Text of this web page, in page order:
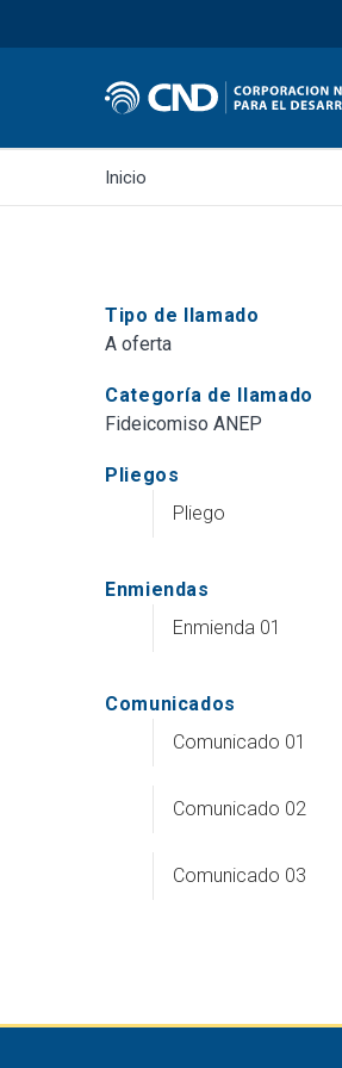
Inicio
Tipo de llamado
A oferta
Categoría de llamado
Fideicomiso ANEP
Pliegos
Pliego
Enmiendas
Enmienda 01
Comunicados
Comunicado 01
Comunicado 02
Comunicado 03